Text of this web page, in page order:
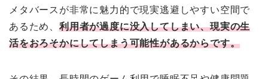
メタバースが非常に魅力的で現実逃避しやすい空間で
あるため、 利用者が過度に没入してしまい、現実の生
活をおろそかにしてしまう可能性があるからです。